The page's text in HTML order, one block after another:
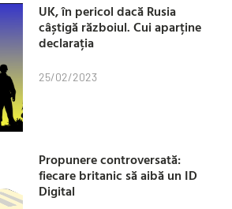
UK, în pericol dacă Rusia
câștigă războiul. Cui aparține
declarația
25/02/2023
Propunere controversată:
fiecare britanic să aibă un ID
Digital